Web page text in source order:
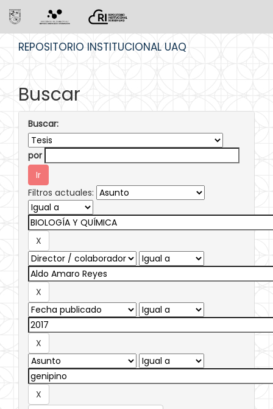
REPOSITORIO INSTITUCIONAL UAQ
Buscar
Buscar:
por
Filtros actuales: